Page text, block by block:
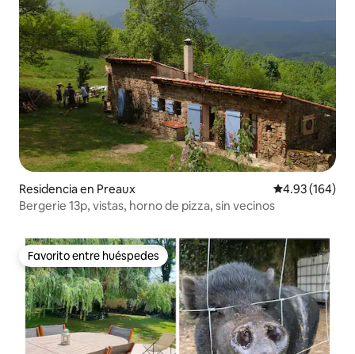
Residencia en Preaux Calificación
4.93 (164)
Bergerie 13p, vistas, horno de pizza, sin vecinos
Favorito entre huéspedes
Favorito entre huéspedes